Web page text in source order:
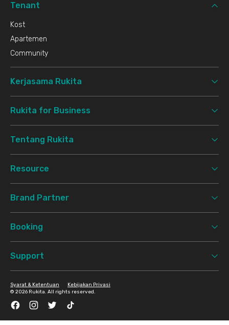
Tenant
Kost
Apartemen
Community
Kerjasama Rukita
Rukita for Business
Tentang Rukita
Resource
Brand Partner
Booking
Support
© 2026 Rukita. All rights reserved.
Syarat & Ketentuan Kebijakan Privasi
FacebookInstagramTwitter TikTok